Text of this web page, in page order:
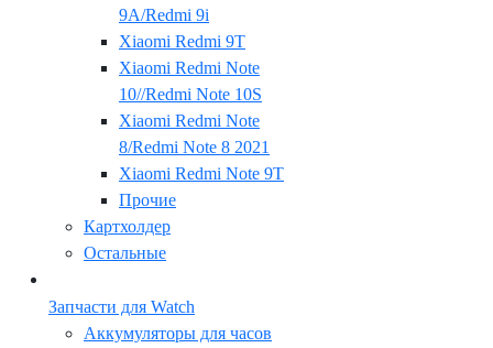
9A/Redmi 9i
Xiaomi Redmi 9T
Xiaomi Redmi Note
10//Redmi Note 10S
Xiaomi Redmi Note
8/Redmi Note 8 2021
Xiaomi Redmi Note 9T
Прочие
Картхолдер
Остальные
Запчасти для Watch
Аккумуляторы для часов